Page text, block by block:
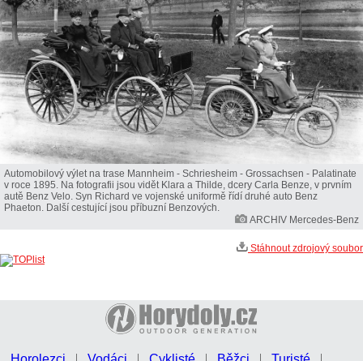
Automobilový výlet na trase Mannheim - Schriesheim - Grossachsen - Palatinate
v roce 1895. Na fotografii jsou vidět Klara a Thilde, dcery Carla Benze, v prvním
autě Benz Velo. Syn Richard ve vojenské uniformě řídí druhé auto Benz
Phaeton. Další cestující jsou příbuzní Benzových.
ARCHIV Mercedes-Benz
Stáhnout zdrojový soubor